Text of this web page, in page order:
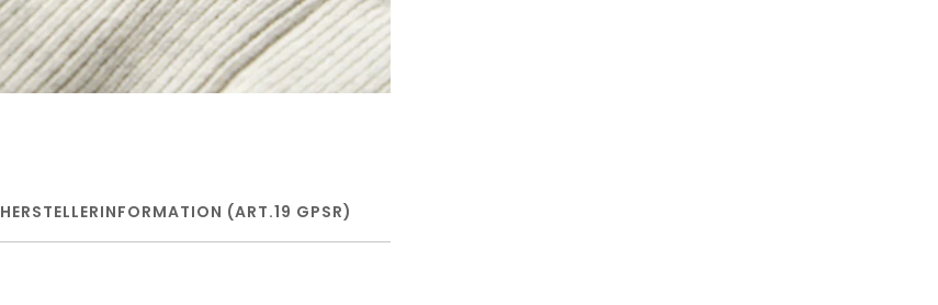
HERSTELLERINFORMATION (ART.19 GPSR)